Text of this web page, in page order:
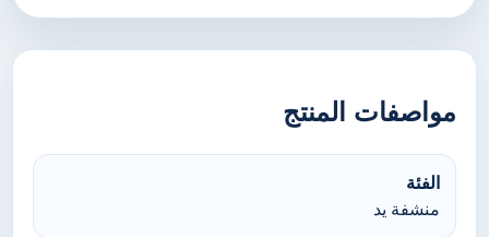
مواصفات المنتج
الفئة
منشفة يد